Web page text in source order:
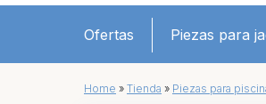
Ofertas Piezas para
Home » Tienda » Piezas para